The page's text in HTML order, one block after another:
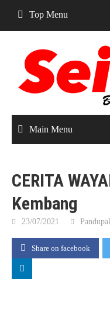
content
Top Menu
Main Menu
CERITA
Kembang
23/07/2021
Share on facebook